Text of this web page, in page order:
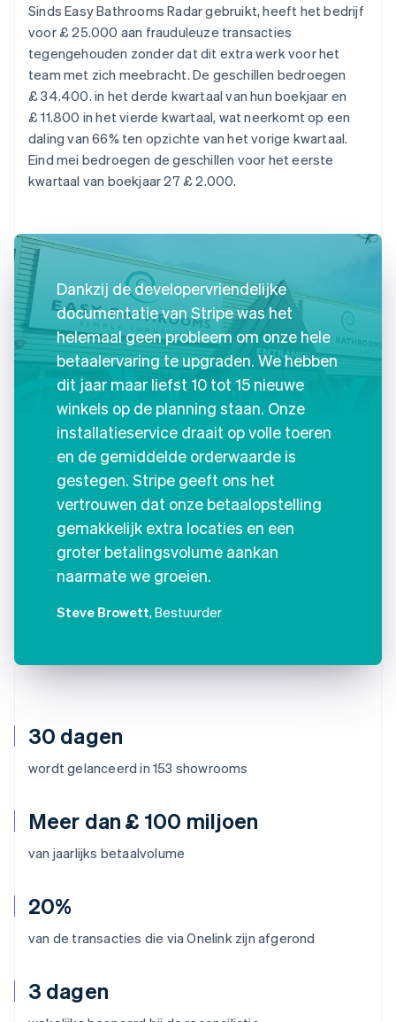
30 dagen
wordt gelanceerd in 153 showrooms
Meer dan £ 100 miljoen
van jaarlijks betaalvolume
20%
van de transacties die via Onelink zijn afgerond
3 dagen
Sinds Easy Bathrooms Radar gebruikt, heeft het bedrijf
voor £ 25.000 aan frauduleuze transacties
tegengehouden zonder dat dit extra werk voor het
team met zich meebracht. De geschillen bedroegen
£ 34.400. in het derde kwartaal van hun boekjaar en
£ 11.800 in het vierde kwartaal, wat neerkomt op een
daling van 66% ten opzichte van het vorige kwartaal.
Eind mei bedroegen de geschillen voor het eerste
kwartaal van boekjaar 27 £ 2.000.
Dankzij de developervriendelijke
documentatie van Stripe was het
helemaal geen probleem om onze hele
betaalervaring te upgraden. We hebben
dit jaar maar liefst 10 tot 15 nieuwe
winkels op de planning staan. Onze
installatieservice draait op volle toeren
en de gemiddelde orderwaarde is
gestegen. Stripe geeft ons het
vertrouwen dat onze betaalopstelling
gemakkelijk extra locaties en een
groter betalingsvolume aankan
naarmate we groeien.
Steve Browett, Bestuurder